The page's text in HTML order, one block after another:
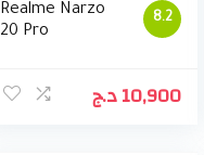
8.2
Realme Narzo
20 Pro
10,900د.ج